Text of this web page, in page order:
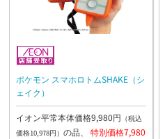
ポケモン スマホロトムSHAKE（シ
ェイク）
イオン平常本体価格9,980円 （税込
価格10,978円） の品、 特別価格7,980